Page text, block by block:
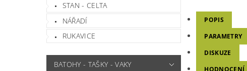
STAN - CELTA
NÁŘADÍ
RUKAVICE
BATOHY - TAŠKY - VAKY
POPIS
PARAMETRY
DISKUZE